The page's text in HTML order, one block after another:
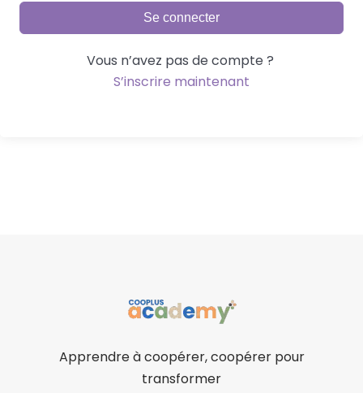
Se connecter
Vous n’avez pas de compte ?
S’inscrire maintenant
Apprendre à coopérer, coopérer pour
transformer